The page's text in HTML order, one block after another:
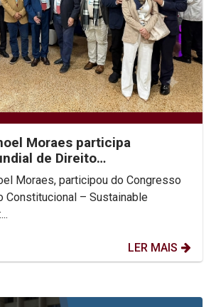
Moraes participa
de Direito
na Colômbia.
Moraes, participou do Congresso
Constitucional – Sustainable
LER MAIS